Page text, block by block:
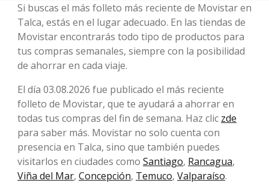
Si buscas el más folleto más reciente de Movistar en
Talca, estás en el lugar adecuado. En las tiendas de
Movistar encontrarás todo tipo de productos para
tus compras semanales, siempre con la posibilidad
de ahorrar en cada viaje.
El día 03.08.2026 fue publicado el más reciente
folleto de Movistar, que te ayudará a ahorrar en
todas tus compras del fin de semana. Haz clic zde
para saber más. Movistar no solo cuenta con
presencia en Talca, sino que también puedes
visitarlos en ciudades como Santiago, Rancagua,
Viña del Mar, Concepción, Temuco, Valparaíso.